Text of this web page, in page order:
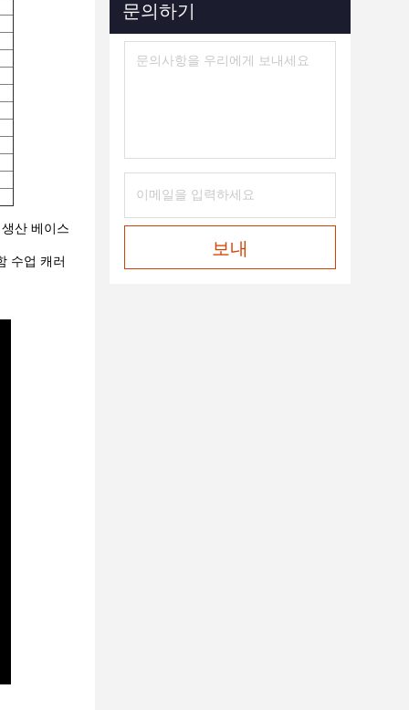
산 베이스
수업 캐러
문의하기
보내